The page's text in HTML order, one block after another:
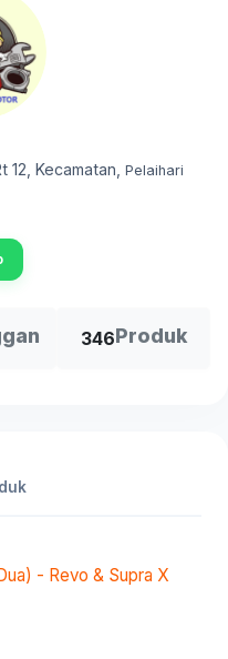
12, Kecamatan Pelaihari
346Produk
- Revo & Supra X